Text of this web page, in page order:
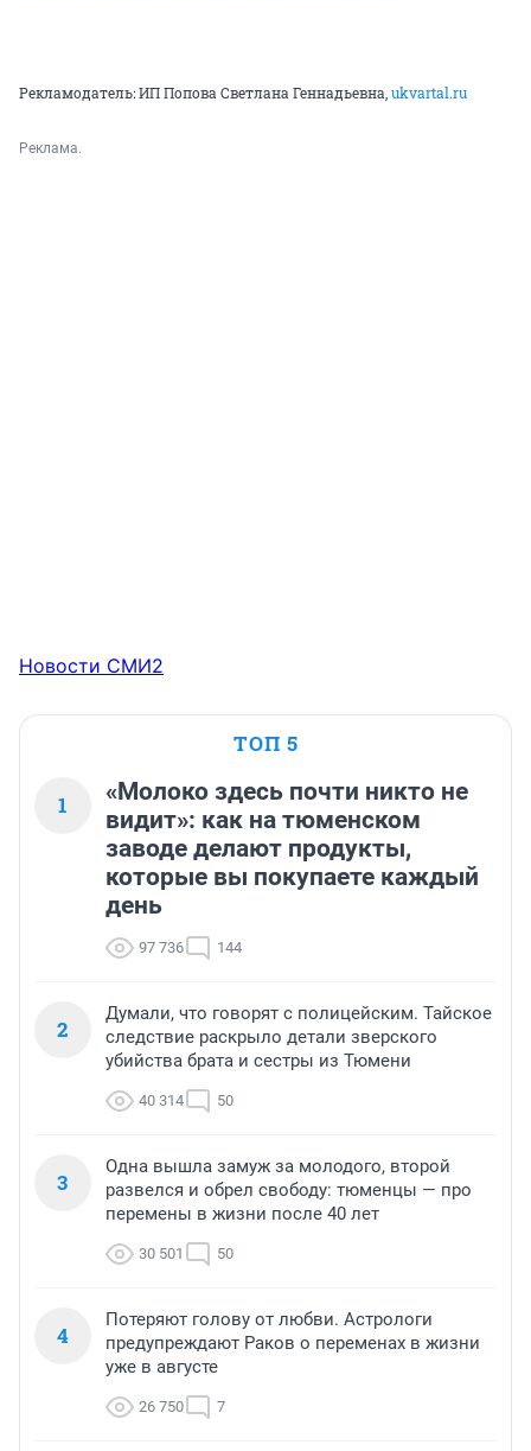
Рекламодатель: ИП Попова Светлана Геннадьевна,ukvartal.ru
Реклама.
Новости СМИ2
ТОП 5
1
«Молоко здесь почти никто не
видит»: как на тюменском
заводе делают продукты,
которые вы покупаете каждый
день
97 736 144
2
Думали, что говорят с полицейским. Тайское
следствие раскрыло детали зверского
убийства брата и сестры из Тюмени
40 314 50
3
Одна вышла замуж за молодого, второй
развелся и обрел свободу: тюменцы — про
перемены в жизни после 40 лет
30 501 50
4
Потеряют голову от любви. Астрологи
предупреждают Раков о переменах в жизни
уже в августе
26 750 7